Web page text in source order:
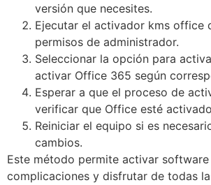
versión que necesites.
Ejecutar el activador kms office
permisos de administrador.
Seleccionar la opción para
activar Office 365 según
Esperar a que el proceso de
verificar que Office esté
Reiniciar el equipo si es
cambios.
Este método permite activar
complicaciones y disfrutar de todas